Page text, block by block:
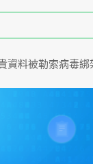
資料被勒索病毒綁